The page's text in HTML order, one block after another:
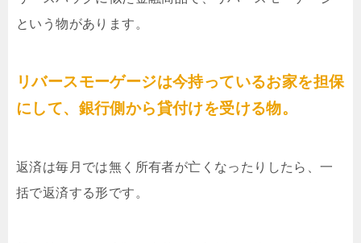
という物があります。
リバースモーゲージは今持っているお家を担保
にして、銀行側から貸付けを受ける物。
返済は毎月では無く所有者が亡くなったりしたら、一
括で返済する形です。